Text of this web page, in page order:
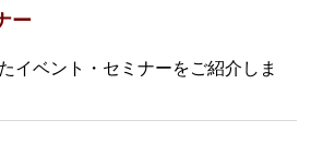
ー
イベント・セミナーをご紹介しま